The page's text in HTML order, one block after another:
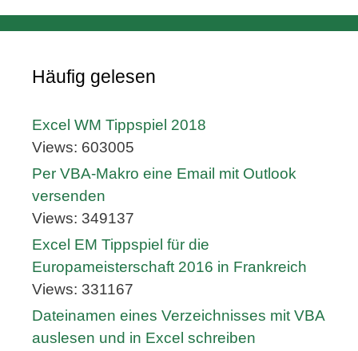
Häufig gelesen
Excel WM Tippspiel 2018
Views: 603005
Per VBA-Makro eine Email mit Outlook
versenden
Views: 349137
Excel EM Tippspiel für die
Europameisterschaft 2016 in Frankreich
Views: 331167
Dateinamen eines Verzeichnisses mit VBA
auslesen und in Excel schreiben